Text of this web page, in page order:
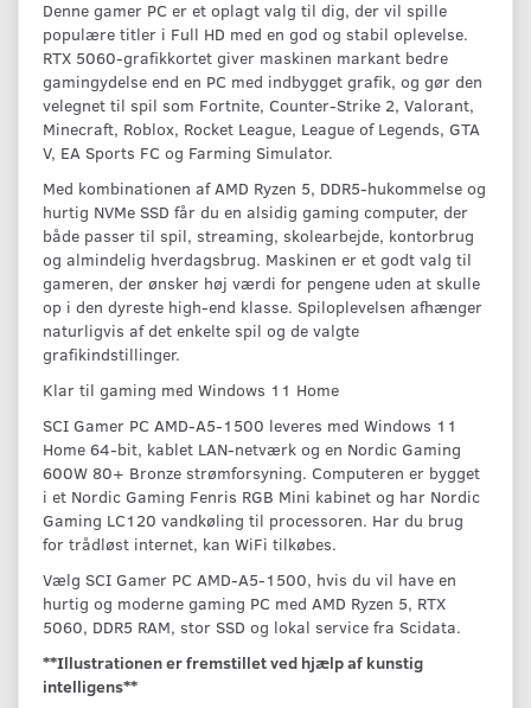
Denne gamer PC er et oplagt valg til dig, der vil spille
populære titler i Full HD med en god og stabil oplevelse.
RTX 5060-grafikkortet giver maskinen markant bedre
gamingydelse end en PC med indbygget grafik, og gør den
velegnet til spil som Fortnite, Counter-Strike 2, Valorant,
Minecraft, Roblox, Rocket League, League of Legends, GTA
V, EA Sports FC og Farming Simulator.
Med kombinationen af AMD Ryzen 5, DDR5-hukommelse og
hurtig NVMe SSD får du en alsidig gaming computer, der
både passer til spil, streaming, skolearbejde, kontorbrug
og almindelig hverdagsbrug. Maskinen er et godt valg til
gameren, der ønsker høj værdi for pengene uden at skulle
op i den dyreste high-end klasse. Spiloplevelsen afhænger
naturligvis af det enkelte spil og de valgte
grafikindstillinger.
Klar til gaming med Windows 11 Home
SCI Gamer PC AMD-A5-1500 leveres med Windows 11
Home 64-bit, kablet LAN-netværk og en Nordic Gaming
600W 80+ Bronze strømforsyning. Computeren er bygget
i et Nordic Gaming Fenris RGB Mini kabinet og har Nordic
Gaming LC120 vandkøling til processoren. Har du brug
for trådløst internet, kan WiFi tilkøbes.
Vælg SCI Gamer PC AMD-A5-1500, hvis du vil have en
hurtig og moderne gaming PC med AMD Ryzen 5, RTX
5060, DDR5 RAM, stor SSD og lokal service fra Scidata.
**Illustrationen er fremstillet ved hjælp af kunstig
intelligens**